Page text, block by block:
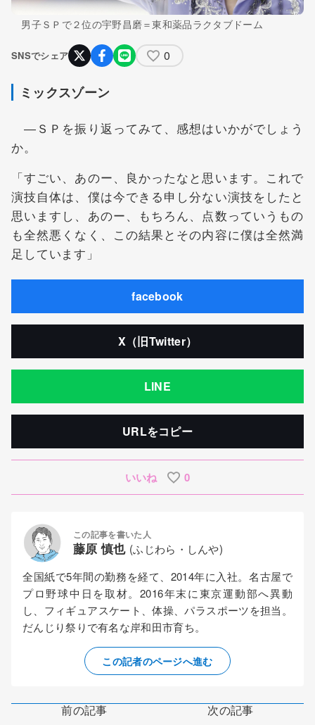
男子ＳＰで２位の宇野昌磨＝東和薬品ラクタブドーム
SNSでシェア 0
ミックスゾーン
―ＳＰを振り返ってみて、感想はいかがでしょう
か。
「すごい、あのー、良かったなと思います。これで
演技自体は、僕は今できる申し分ない演技をしたと
思いますし、あのー、もちろん、点数っていうもの
も全然悪くなく、この結果とその内容に僕は全然満
足しています」
facebook
X（旧Twitter）
LINE
URLをコピー
いいね 0
この記事を書いた人
藤原 慎也 (ふじわら・しんや)
全国紙で5年間の勤務を経て、2014年に入社。名古屋で
プロ野球中日を取材。2016年末に東京運動部へ異動
し、フィギュアスケート、体操、パラスポーツを担当。
だんじり祭りで有名な岸和田市育ち。
この記者のページへ進む
前の記事 次の記事